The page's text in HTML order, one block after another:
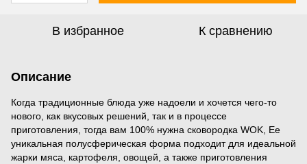
В избранное К сравнению
Описание
Когда традиционные блюда уже надоели и хочется чего-то
нового, как вкусовых решений, так и в процессе
приготовления, тогда вам 100% нужна сковородка WOK, Ее
уникальная полусферическая форма подходит для идеальной
жарки мяса, картофеля, овощей, а также приготовления